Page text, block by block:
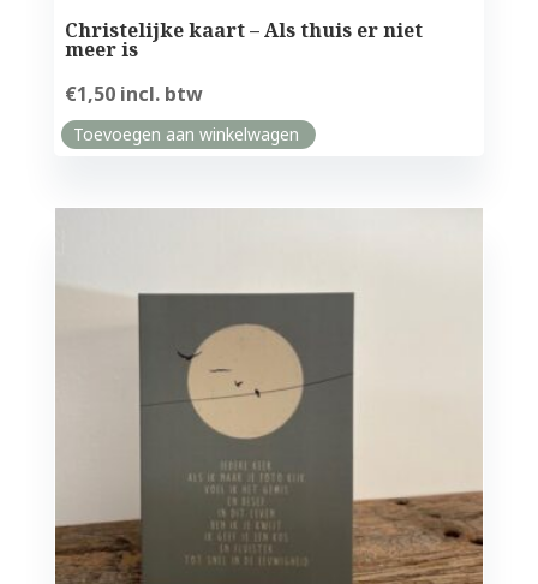
Christelijke kaart – Als thuis er niet
meer is
€1,50 incl. btw
Toevoegen aan winkelwagen